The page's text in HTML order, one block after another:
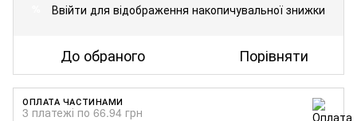
Ввійти для відображення накопичувальної знижки
До обраного Порівняти
ОПЛАТА ЧАСТИНАМИ
3 платежі по 66.94 грн